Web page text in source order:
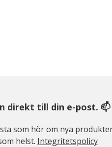
direkt till din e-post. 📫
som hör om nya
helst. Integritetspolicy